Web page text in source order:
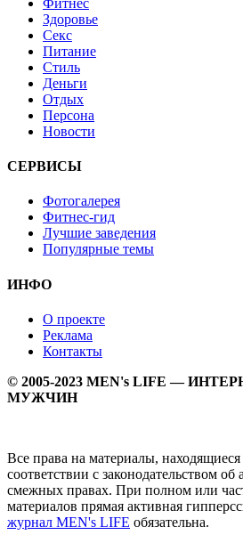
Здоровье
Секс
Питание
Стиль
Деньги
Отдых
Персона
Новости
СЕРВИСЫ
Фотогалерея
Фитнес-гид
Лучшие заведения
Популярные темы
ИНФО
О проекте
Реклама
Контакты
© 2005-2023 MEN's LIFE —
МУЖЧИН
Все права на материалы,
соответствии с законодательством об
смежных правах. При полном или
материалов прямая активная
журнал MEN's LIFE обязательна.